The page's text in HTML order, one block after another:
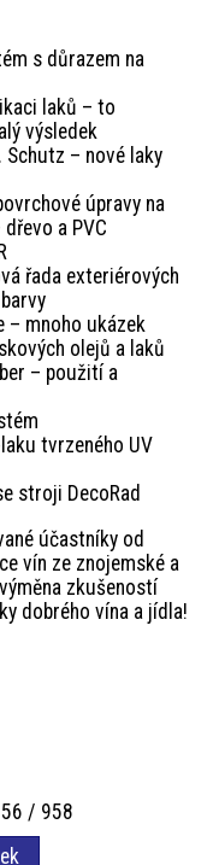
s důrazem na
laků – to
výsledek
– nové laky
úpravy na
a PVC
řada exteriérových
mnoho ukázek
olejů a laků
– použití a
tvrzeného UV
stroji DecoRad
účastníky od
vín ze znojemské a
zkušeností
dobrého vína a jídla!
/ 958